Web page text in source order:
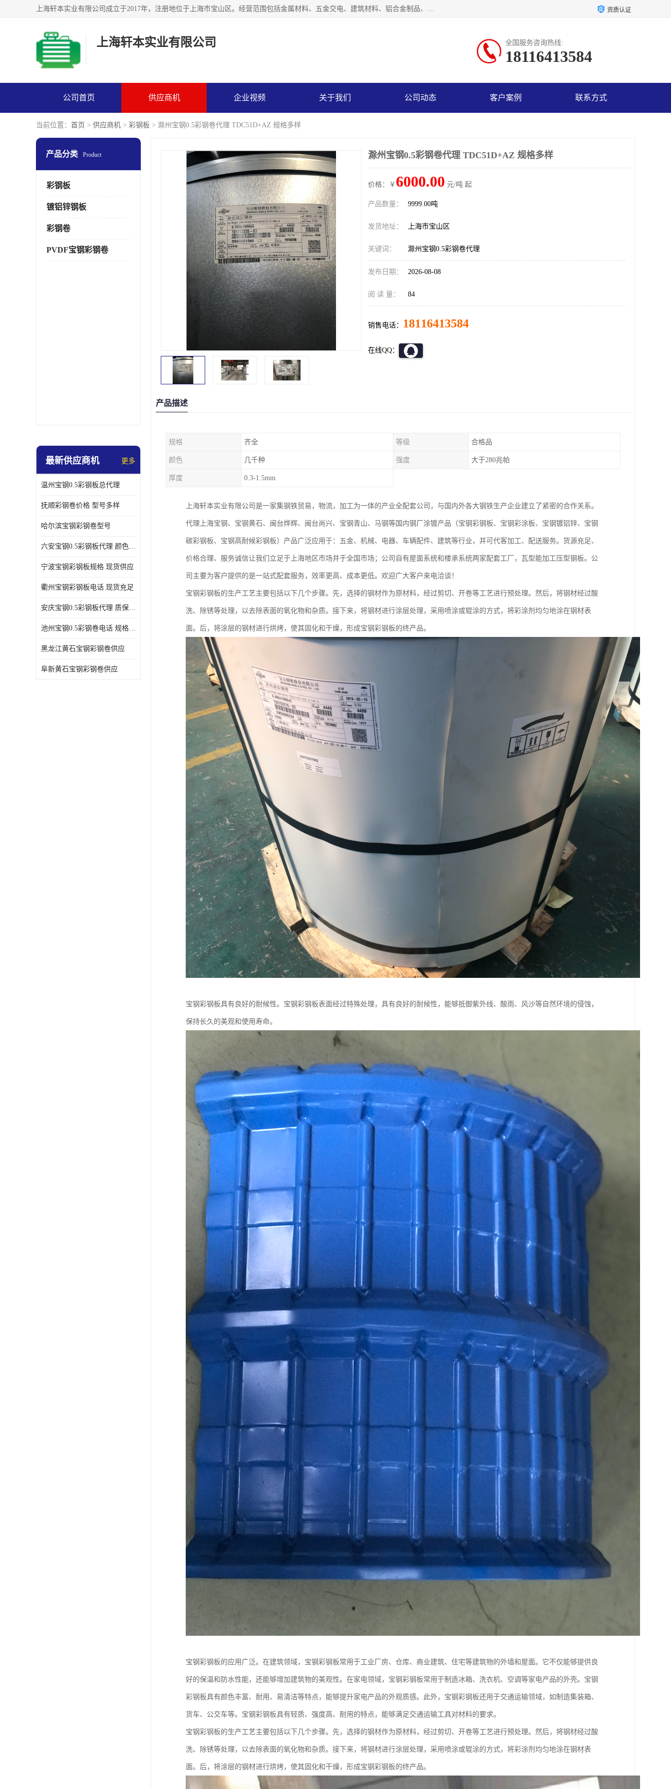
上海轩本实业有限公司成立于2017年，注册地位于上海市宝山区。经营范围包括金属材料、五金交电、建筑材料、铝合金制品、机械设备、电线电缆、装潢材料等；公司主营产品：宝钢彩钢板、宝钢彩钢卷、宝钢彩涂板、宝钢彩涂卷、宝钢高耐候彩钢板，宝钢氟碳彩钢板。是一家集钢铁贸易，物流、加工为一体的产业全配套公司。 资质认证
上海轩本实业有限公司 全国服务咨询热线:
18116413584
公司首页 供应商机 企业视频 关于我们 公司动态 客户案例 联系方式
当前位置： 首页 > 供应商机 > 彩钢板 > 滁州宝钢0.5彩钢卷代理 TDC51D+AZ 规格多样
产品分类 Product
彩钢板
镀铝锌钢板
彩钢卷
PVDF宝钢彩钢卷
最新供应商机 更多
温州宝钢0.5彩钢板总代理
抚顺彩钢卷价格 型号多样
哈尔滨宝钢彩钢卷型号
六安宝钢0.5彩钢板代理 颜色定制
宁波宝钢彩钢板规格 现货供应
衢州宝钢彩钢板电话 现货充足
安庆宝钢0.5彩钢板代理 质保十年起
池州宝钢0.5彩钢卷电话 规格多样
黑龙江黄石宝钢彩钢卷供应
阜新黄石宝钢彩钢卷供应
滁州宝钢0.5彩钢卷代理 TDC51D+AZ 规格多样
价格：￥ 6000.00 元/吨 起
产品数量： 9999.00吨
发货地址： 上海市宝山区
关键词： 滁州宝钢0.5彩钢卷代理
发布日期： 2026-08-08
阅 读 量： 84
销售电话： 18116413584
在线QQ：
产品描述
规格 齐全 等级 合格品
颜色 几千种 强度 大于280兆帕
厚度 0.3-1.5mm
上海轩本实业有限公司是一家集钢铁贸易，物流，加工为一体的产业全配套公司，与国内外各大钢铁生产企业建立了紧密的合作关系。
代理上海宝钢、宝钢黄石、闽台烨辉、闽台尚兴、宝钢青山、马钢等国内钢厂涂镀产品（宝钢彩钢板、宝钢彩涂板、宝钢镀铝锌、宝钢
碳彩钢板、宝钢高耐候彩钢板）产品广泛应用于：五金、机械、电器、车辆配件、建筑等行业，并可代客加工、配送服务。货源充足、
价格合理、服务诚信让我们立足于上海地区市场并于全国市场；公司自有屋面系统和楼承系统两家配套工厂，瓦型能加工压型钢板。公
司主要为客户提供的是一站式配套服务，效率更高、成本更低。欢迎广大客户来电洽谈！
宝钢彩钢板的生产工艺主要包括以下几个步骤。先，选择的钢材作为原材料，经过剪切、开卷等工艺进行预处理。然后，将钢材经过酸
洗、除锈等处理，以去除表面的氧化物和杂质。接下来，将钢材进行涂层处理，采用喷涂或辊涂的方式，将彩涂剂均匀地涂在钢材表
面。后，将涂层的钢材进行烘烤，使其固化和干燥，形成宝钢彩钢板的终产品。
宝钢彩钢板具有良好的耐候性。宝钢彩钢板表面经过特殊处理，具有良好的耐候性，能够抵御紫外线、酸雨、风沙等自然环境的侵蚀，
保持长久的美观和使用寿命。
宝钢彩钢板的应用广泛。在建筑领域，宝钢彩钢板常用于工业厂房、仓库、商业建筑、住宅等建筑物的外墙和屋面。它不仅能够提供良
好的保温和防水性能，还能够增加建筑物的美观性。在家电领域，宝钢彩钢板常用于制造冰箱、洗衣机、空调等家电产品的外壳。宝钢
彩钢板具有颜色丰富、耐用、易清洁等特点，能够提升家电产品的外观质感。此外，宝钢彩钢板还用于交通运输领域，如制造集装箱、
货车、公交车等。宝钢彩钢板具有轻质、强度高、耐用的特点，能够满足交通运输工具对材料的要求。
宝钢彩钢板的生产工艺主要包括以下几个步骤。先，选择的钢材作为原材料，经过剪切、开卷等工艺进行预处理。然后，将钢材经过酸
洗、除锈等处理，以去除表面的氧化物和杂质。接下来，将钢材进行涂层处理，采用喷涂或辊涂的方式，将彩涂剂均匀地涂在钢材表
面。后，将涂层的钢材进行烘烤，使其固化和干燥，形成宝钢彩钢板的终产品。